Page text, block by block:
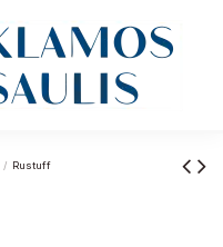
Rustuff